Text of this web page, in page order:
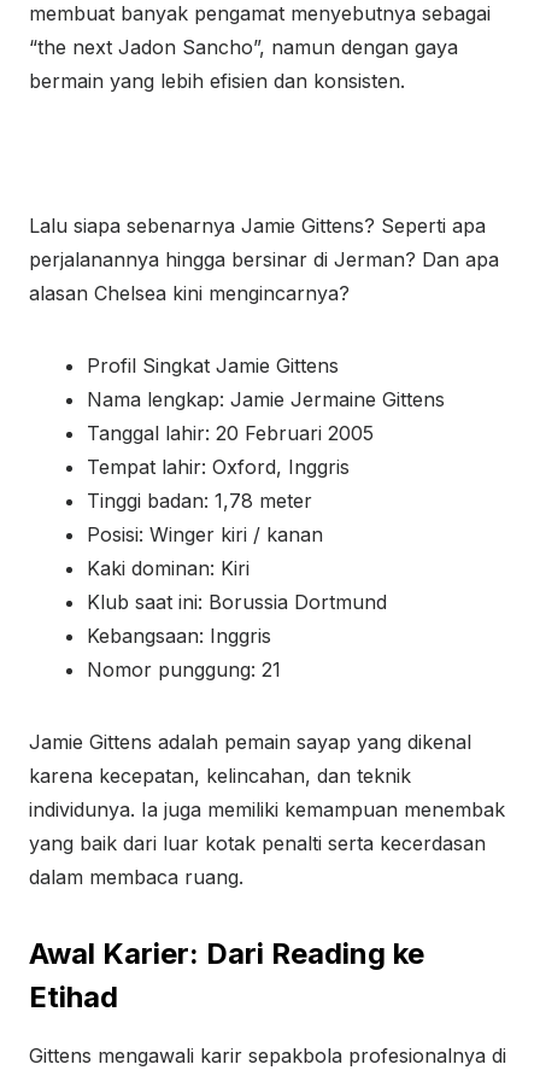
membuat banyak pengamat menyebutnya sebagai
“the next Jadon Sancho”, namun dengan gaya
bermain yang lebih efisien dan konsisten.
Lalu siapa sebenarnya Jamie Gittens? Seperti apa
perjalanannya hingga bersinar di Jerman? Dan apa
alasan Chelsea kini mengincarnya?
Profil Singkat Jamie Gittens
Nama lengkap: Jamie Jermaine Gittens
Tanggal lahir: 20 Februari 2005
Tempat lahir: Oxford, Inggris
Tinggi badan: 1,78 meter
Posisi: Winger kiri / kanan
Kaki dominan: Kiri
Klub saat ini: Borussia Dortmund
Kebangsaan: Inggris
Nomor punggung: 21
Jamie Gittens adalah pemain sayap yang dikenal
karena kecepatan, kelincahan, dan teknik
individunya. Ia juga memiliki kemampuan menembak
yang baik dari luar kotak penalti serta kecerdasan
dalam membaca ruang.
Awal Karier: Dari Reading ke
Etihad
Gittens mengawali karir sepakbola profesionalnya di